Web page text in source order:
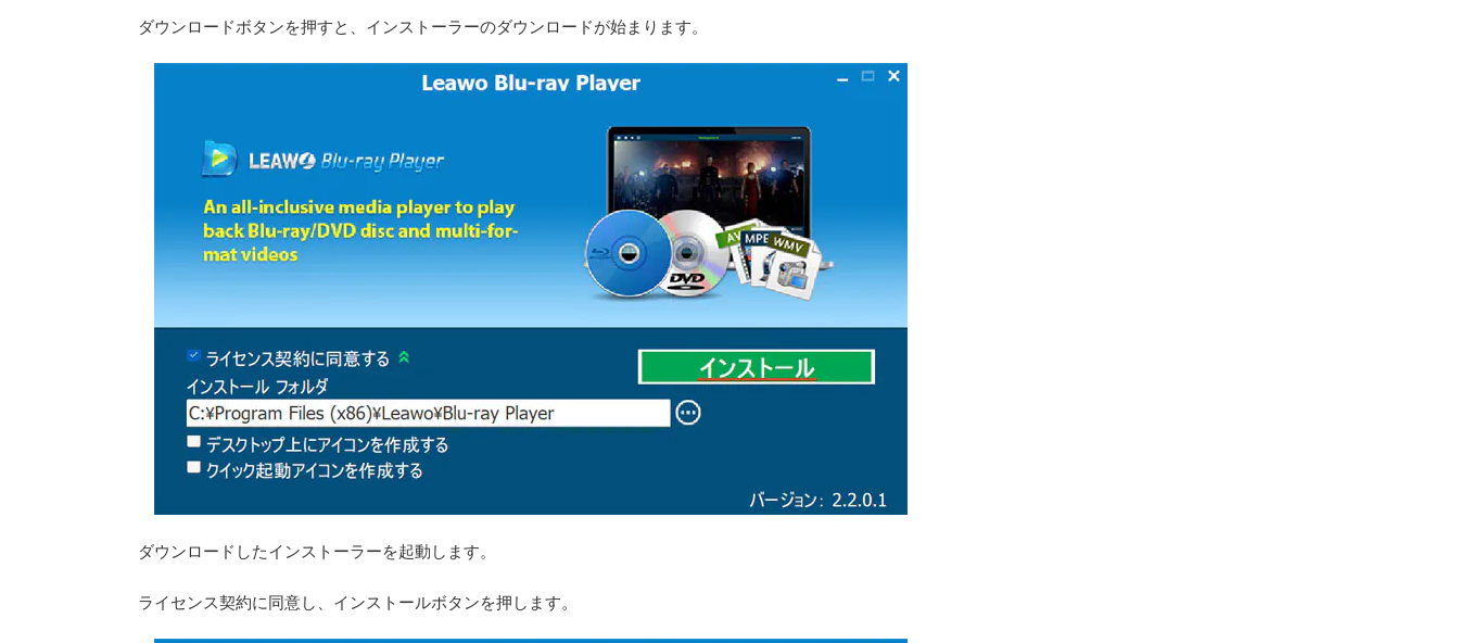
ダウンロードボタンを押すと、インストーラーのダウンロードが始まります。
ダウンロードしたインストーラーを起動します。
ライセンス契約に同意し、インストールボタンを押します。